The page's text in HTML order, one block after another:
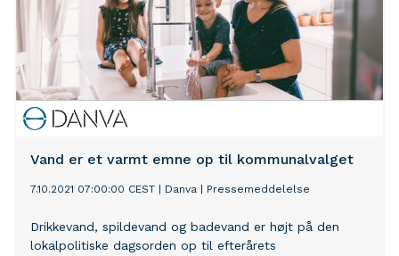
Vand er et varmt emne op til kommunalvalget
7.10.2021 07:00:00 CEST Danva Pressemeddelelse
Drikkevand, spildevand og badevand er højt på den
lokalpolitiske dagsorden op til efterårets